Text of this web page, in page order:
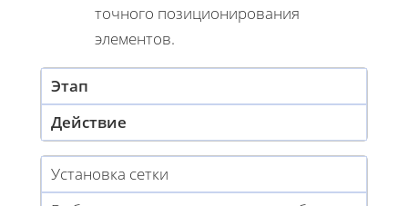
точного позиционирования
элементов.
Этап
Действие
Установка сетки